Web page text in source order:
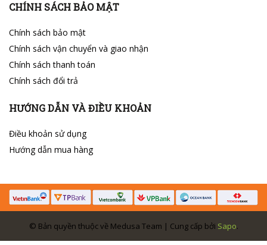
CHÍNH SÁCH BẢO MẬT
Chính sách bảo mật
Chính sách vận chuyển và giao nhận
Chính sách thanh toán
Chính sách đổi trả
HƯỚNG DẪN VÀ ĐIỀU KHOẢN
Điều khoản sử dụng
Hướng dẫn mua hàng
© Bản quyền thuộc về Medusa Team | Cung cấp bởi Sapo.